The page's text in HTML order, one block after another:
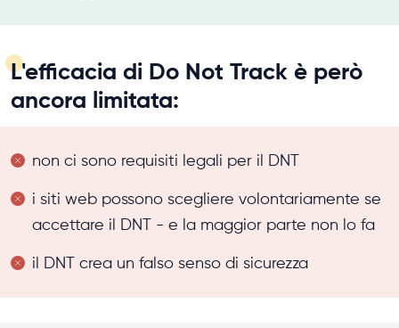
L'efficacia di Do Not Track è però
ancora limitata:
non ci sono requisiti legali per il DNT
i siti web possono scegliere volontariamente se
accettare il DNT - e la maggior parte non lo fa
il DNT crea un falso senso di sicurezza